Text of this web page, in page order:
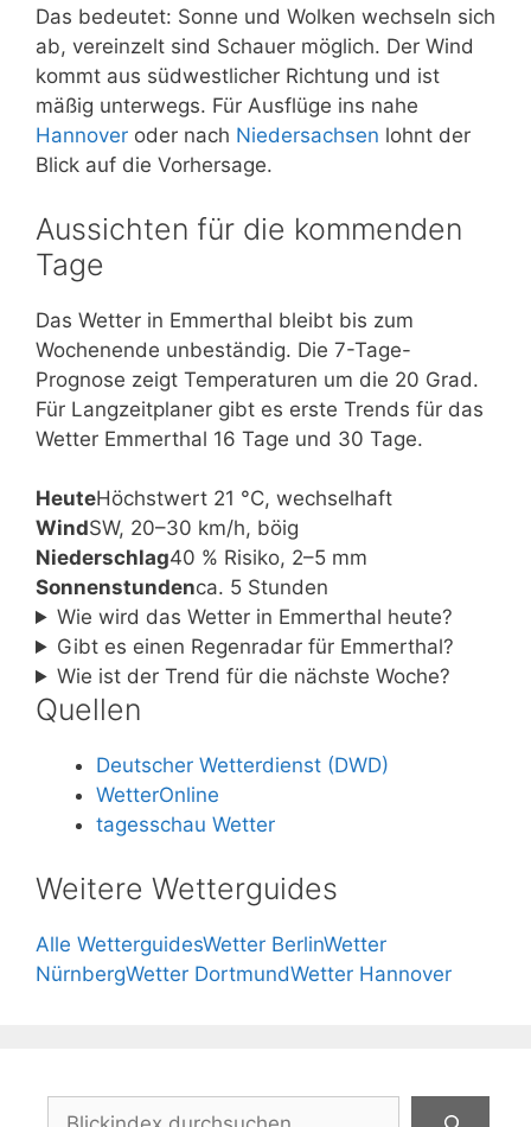
Das bedeutet: Sonne und Wolken wechseln sich
ab, vereinzelt sind Schauer möglich. Der Wind
kommt aus südwestlicher Richtung und ist
mäßig unterwegs. Für Ausflüge ins nahe
Hannover oder nach Niedersachsen lohnt der
Blick auf die Vorhersage.
Aussichten für die kommenden
Tage
Das Wetter in Emmerthal bleibt bis zum
Wochenende unbeständig. Die 7-Tage-
Prognose zeigt Temperaturen um die 20 Grad.
Für Langzeitplaner gibt es erste Trends für das
Wetter Emmerthal 16 Tage und 30 Tage.
HeuteHöchstwert 21 °C, wechselhaft
WindSW, 20–30 km/h, böig
Niederschlag40 % Risiko, 2–5 mm
Sonnenstundenca. 5 Stunden
Wie wird das Wetter in Emmerthal heute?
Gibt es einen Regenradar für Emmerthal?
Wie ist der Trend für die nächste Woche?
Quellen
Deutscher Wetterdienst (DWD)
WetterOnline
tagesschau Wetter
Weitere Wetterguides
Alle WetterguidesWetter BerlinWetter
NürnbergWetter DortmundWetter Hannover